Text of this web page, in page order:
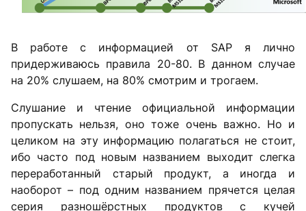
В работе с информацией от SAP я лично
придерживаюсь правила 20-80. В данном случае
на 20% слушаем, на 80% смотрим и трогаем.
Слушание и чтение официальной информации
пропускать нельзя, оно тоже очень важно. Но и
целиком на эту информацию полагаться не стоит,
ибо часто под новым названием выходит слегка
переработанный старый продукт, а иногда и
наоборот – под одним названием прячется целая
серия разношёрстных продуктов с кучей